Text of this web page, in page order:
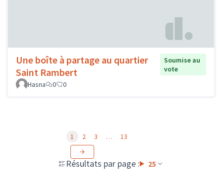
Une boîte à partage au quartier
Saint Rambert
Soumise au
vote
Hasna
0 0
Résultats par page : 25
1 2 3 … 13